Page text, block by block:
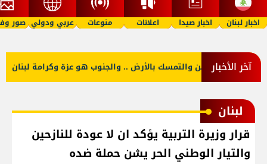
اخبار لبنان اخبار صيدا اعلانات منوعات عربي ودولي صور
آخر الأخبار
حب الوطن والتمسك بالأرض .. والجنوب هو عزة وكرامة لبنان
لبنان
قرار وزيرة التربية يؤكد ان لا عودة للنازحين
والتيار الوطني الحر يشن حملة ضده